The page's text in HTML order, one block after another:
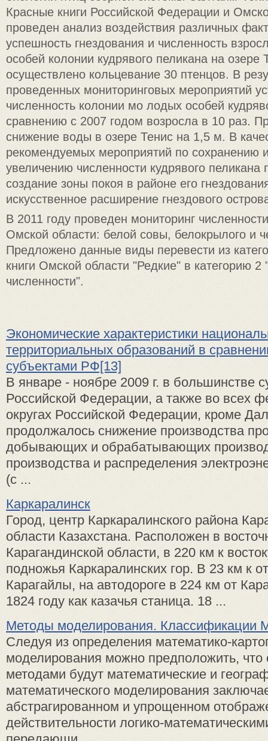
Красные книги Российской Федерации и
проведен анализ воздействия различных
успешность гнездования и численность
особей колонии кудрявого пеликана на озере
осуществлено кольцевание 30 птенцов. В
проведенных мониторинговых мероприятий
численность колонии мо лодых особей
сравнению с 2007 годом возросла в 10 раз.
снижение воды в озере Тенис на 1,5 м. В
рекомендуемых мероприятий по сохранению
увеличению численности кудрявого пеликана
создание зоны покоя в районе его
искусственное расширение гнездового
В 2011 году проведен мониторинг
Омской области: белой совы, белокрылого и
Предложено данные виды перевести из
книги Омской области "Редкие" в категорию
численности".
Экономические характеристики
территориальных образований в
субъектами РФ[13]
В январе - ноябре 2009 г. в большинстве
Российской Федерации, а также во всех
округах Российской Федерации, кроме
продолжалось снижение производства
добывающих и обрабатывающих
производства и распределения
(с ...
Каркаралинск
Город, центр Каркаралинского района
области Казахстана. Расположен в
Карагандинской области, в 220 км к
подножья Каркаралинских гор. В 23 км к
Карагайлы, на автодороге в 224 км от
1824 году как казачья станица. 18 ...
Методы моделирования. Классификации
Следуя из определения математико-
моделирования можно предположить,
методами будут математические и
математического моделирования
абстрагированном и упрощенном
действительности логико-